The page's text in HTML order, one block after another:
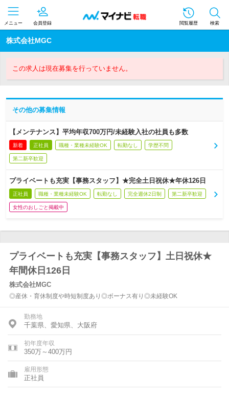
メニュー 会員登録 閲覧履歴 検索
株式会社MGC
この求人は現在募集を行っていません。
その他の募集情報
【メンテナンス】平均年収700万円/未経験入社の社員も多数
新着 正社員 職種・業種未経験OK 転勤なし 学歴不問
第二新卒歓迎
プライベートも充実【事務スタッフ】★完全土日祝休★年休126日
正社員 職種・業種未経験OK 転勤なし 完全週休2日制 第二新卒歓迎
女性のおしごと掲載中
プライベートも充実【事務スタッフ】土日祝休★
年間休日126日
株式会社MGC
◎産休・育休制度や時短制度あり◎ボーナス有り◎未経験OK
勤務地
千葉県、愛知県、大阪府
初年度年収
350万～400万円
雇用形態
正社員